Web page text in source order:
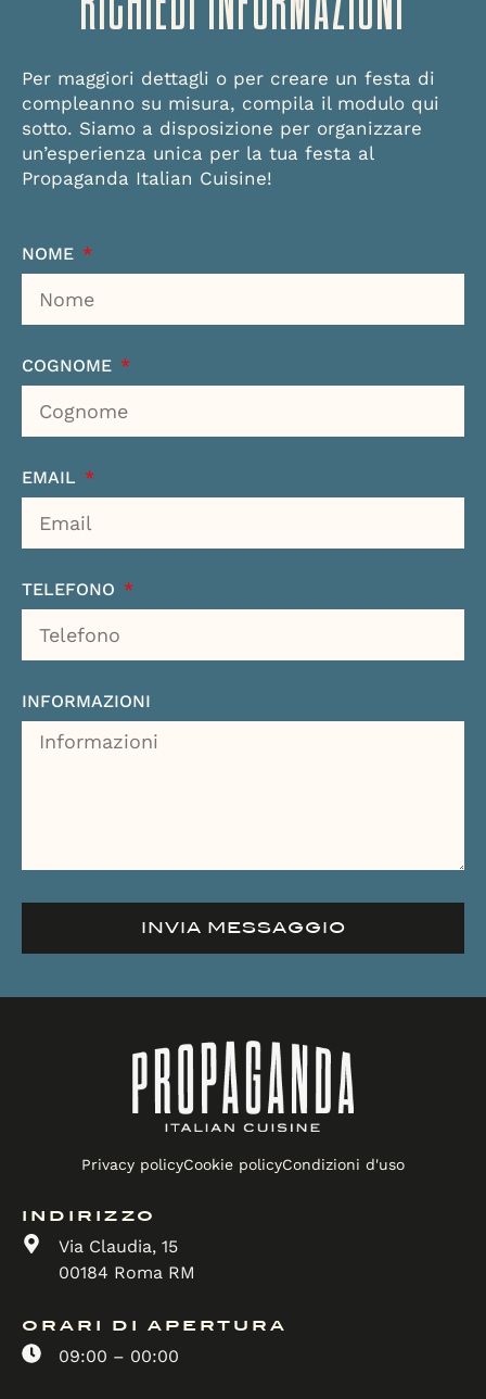
Per maggiori dettagli o per creare un festa di
compleanno su misura, compila il modulo qui
sotto. Siamo a disposizione per organizzare
un’esperienza unica per la tua festa al
Propaganda Italian Cuisine!
NOME
COGNOME
EMAIL
TELEFONO
INFORMAZIONI
INVIA MESSAGGIO
Privacy policyCookie policyCondizioni d'uso
INDIRIZZO
Via Claudia, 15
00184 Roma RM
ORARI DI APERTURA
09:00 – 00:00